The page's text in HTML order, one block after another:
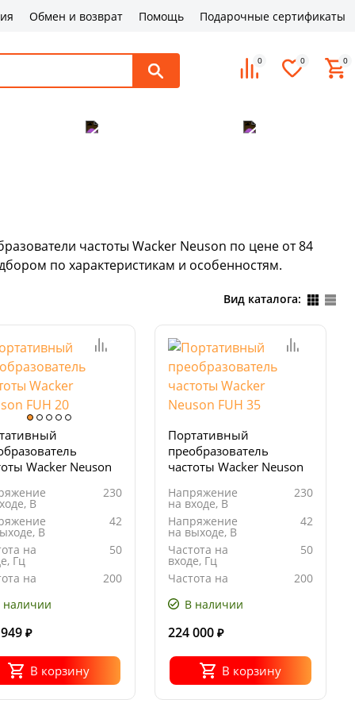
Обмен и возврат Помощь Подарочные сертификаты
0 0 0
частоты Wacker Neuson по цене от 84
по характеристикам и особенностям.
Вид каталога:
Wacker Neuson
В
230
В
42
на
Гц
50
на
200
наличии
₽
В корзину
Портативный
преобразователь
частоты Wacker Neuson
Напряжение
на входе, В
230
Напряжение
на выходе, В
42
Частота на
входе, Гц
50
Частота на
200
В наличии
224 000 ₽
В корзину